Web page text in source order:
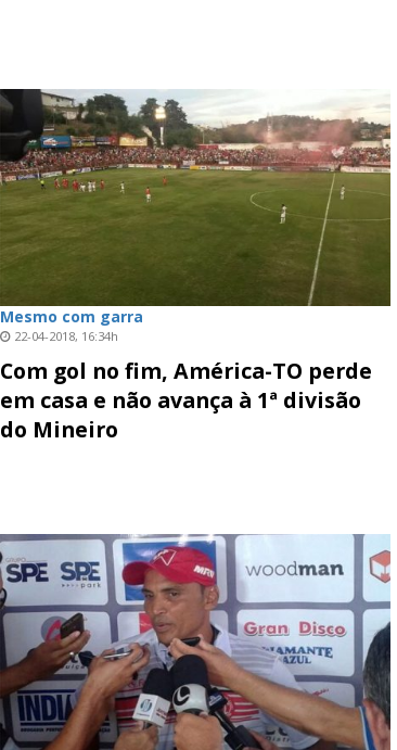
Mesmo com garra
22-04-2018, 16:34h
Com gol no fim, América-TO perde
em casa e não avança à 1ª divisão
do Mineiro